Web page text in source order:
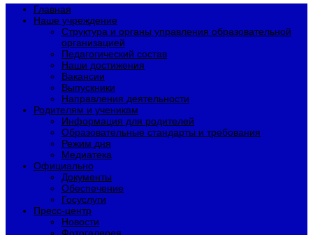
Главная
Наше учреждение
Структура и органы управления образовательной
организацией
Педагогический состав
Наши достижения
Вакансии
Выпускники
Направления деятельности
Родителям и ученикам
Информация для родителей
Образовательные стандарты и требования
Режим дня
Медиатека
Официально
Документы
Обеспечение
Госуслуги
Пресс-центр
Новости